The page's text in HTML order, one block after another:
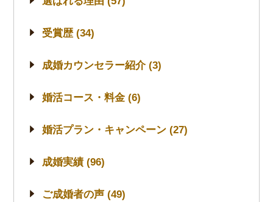
受賞歴 (34)
成婚カウンセラー紹介 (3)
婚活コース・料金 (6)
婚活プラン・キャンペーン (27)
成婚実績 (96)
ご成婚者の声 (49)